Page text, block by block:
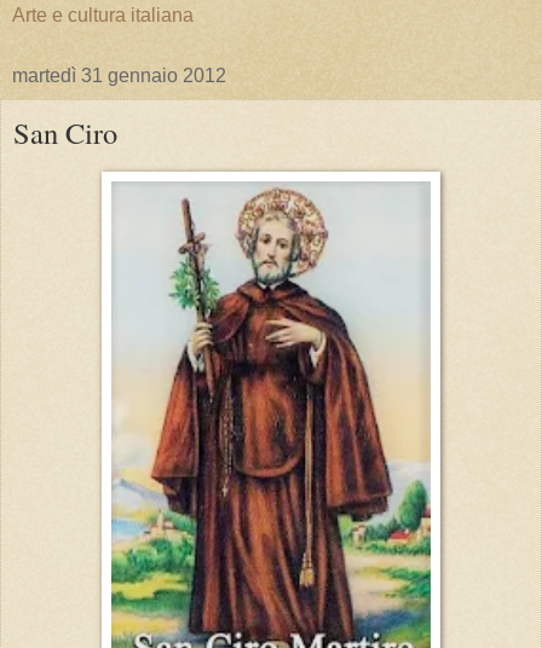
Arte e cultura italiana
martedì 31 gennaio 2012
San Ciro